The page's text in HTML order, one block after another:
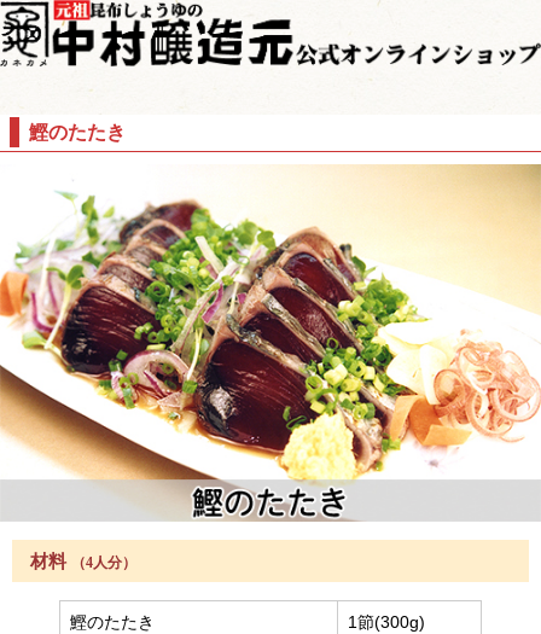
鰹のたたき
材料 （4人分）
鰹のたたき 1節(300g)